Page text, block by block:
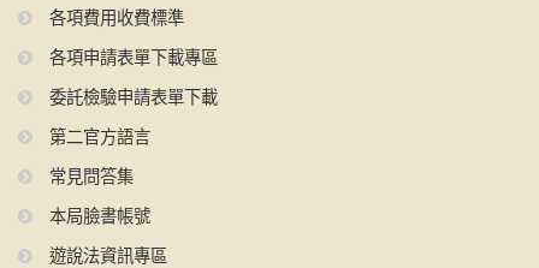
各項費用收費標準
各項申請表單下載專區
委託檢驗申請表單下載
第二官方語言
常見問答集
本局臉書帳號
遊說法資訊專區